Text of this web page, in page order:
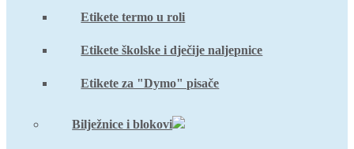
Etikete termo u roli
Etikete školske i dječije naljepnice
Etikete za "Dymo" pisače
Bilježnice i blokovi